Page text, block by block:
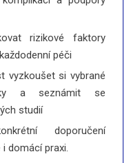
rizikové faktory
péči
vyzkoušet si vybrané
a seznámit se
studií
doporučení
i domácí praxi.